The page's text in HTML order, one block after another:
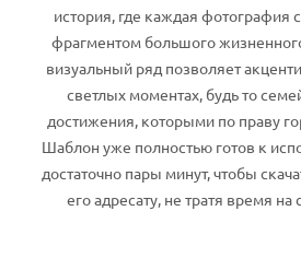
Все родственники
ПЕРСОНАЛЬНЫЕ
Пожелания
По именам
По годам
история, где каждая фотография
фрагментом большого
визуальный ряд позволяет
светлых моментах, будь то
достижения, которыми по праву
Шаблон уже полностью готов к
достаточно пары минут, чтобы
его адресату, не тратя время